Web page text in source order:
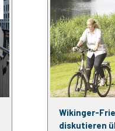
Wikinger-
diskutieren